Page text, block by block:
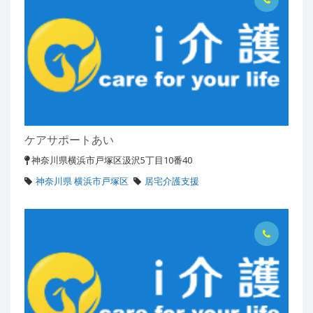
ケアサポートあい
神奈川県横浜市戸塚区汲沢5丁目10番40
神奈川県 横浜市戸塚区
居宅介護支援